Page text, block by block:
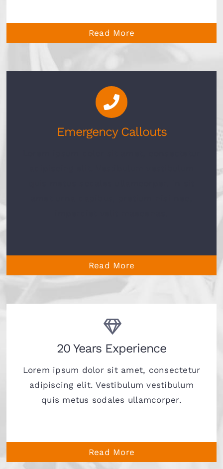
Read More
Emergency Callouts
Read More
20 Years Experience
Lorem ipsum dolor sit amet, consectetur
adipiscing elit. Vestibulum vestibulum
quis metus sodales ullamcorper.
Read More